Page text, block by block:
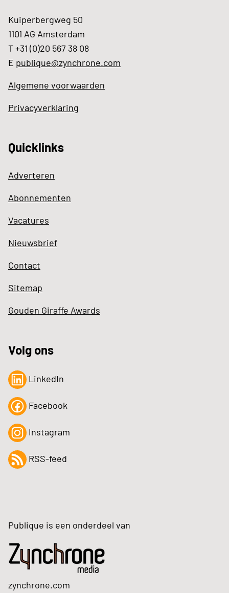
Kuiperbergweg 50
1101 AG Amsterdam
T +31 (0)20 567 38 08
E publique@zynchrone.com
Algemene voorwaarden
Privacyverklaring
Quicklinks
Adverteren
Abonnementen
Vacatures
Nieuwsbrief
Contact
Sitemap
Gouden Giraffe Awards
Volg ons
LinkedIn
Facebook
Instagram
RSS-feed
Publique is een onderdeel van
zynchrone.com